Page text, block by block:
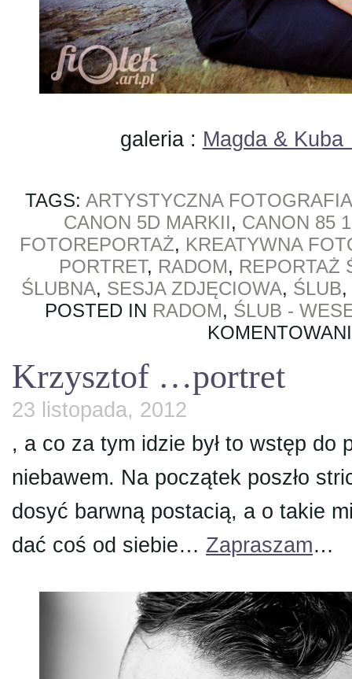
galeria : Magda &
TAGS: ARTYSTYCZNA
CANON 5D MARKII, CANON 85
FOTOREPORTAŻ, KREATYWNA
PORTRET, RADOM, REPORTAŻ
ŚLUBNA, SESJA ZDJĘCIOWA, ŚLUB
POSTED IN RADOM, ŚLUB -
Krzysztof …portret
23 listopada, 2012
, a co za tym idzie był to wstęp
niebawem. Na początek poszło
dosyć barwną postacią, a o takie
dać coś od siebie… Zapraszam…